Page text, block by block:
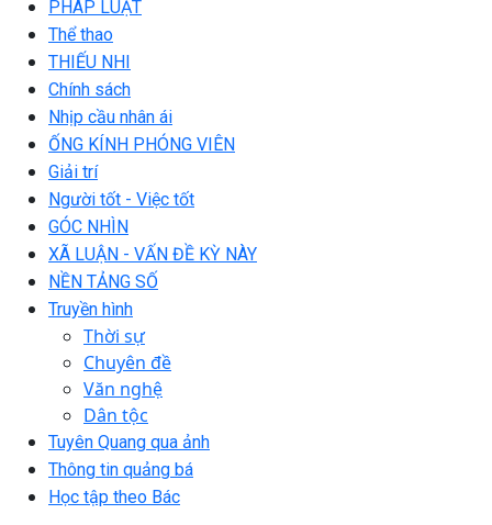
PHÁP LUẬT
Thể thao
THIẾU NHI
Chính sách
Nhịp cầu nhân ái
ỐNG KÍNH PHÓNG VIÊN
Giải trí
Người tốt - Việc tốt
GÓC NHÌN
XÃ LUẬN - VẤN ĐỀ KỲ NÀY
NỀN TẢNG SỐ
Truyền hình
Thời sự
Chuyên đề
Văn nghệ
Dân tộc
Tuyên Quang qua ảnh
Thông tin quảng bá
Học tập theo Bác